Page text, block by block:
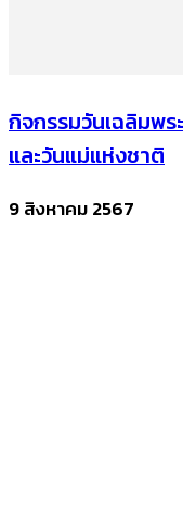
กิจกรรมวันเฉลิมพ
และวันแม่แห่งชาติ
9 สิงหาคม 2567